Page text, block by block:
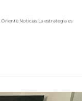
Noticias La estrategia es